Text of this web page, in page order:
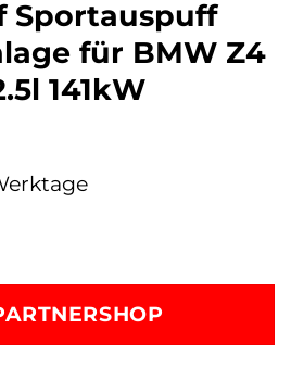
Sportauspuff
für BMW Z4
141kW